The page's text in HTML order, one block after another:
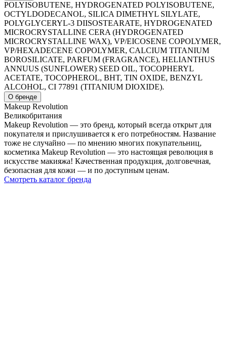
POLYISOBUTENE, HYDROGENATED POLYISOBUTENE,
OCTYLDODECANOL, SILICA DIMETHYL SILYLATE,
POLYGLYCERYL-3 DIISOSTEARATE, HYDROGENATED
MICROCRYSTALLINE CERA (HYDROGENATED
MICROCRYSTALLINE WAX), VP/EICOSENE COPOLYMER,
VP/HEXADECENE COPOLYMER, CALCIUM TITANIUM
BOROSILICATE, PARFUM (FRAGRANCE), HELIANTHUS
ANNUUS (SUNFLOWER) SEED OIL, TOCOPHERYL
ACETATE, TOCOPHEROL, BHT, TIN OXIDE, BENZYL
ALCOHOL, CI 77891 (TITANIUM DIOXIDE).
О бренде
Makeup Revolution
Великобритания
Makeup Revolution — это бренд, который всегда открыт для
покупателя и прислушивается к его потребностям. Название
тоже не случайно — по мнению многих покупательниц,
косметика Makeup Revolution — это настоящая революция в
искусстве макияжа! Качественная продукция, долговечная,
безопасная для кожи — и по доступным ценам.
Смотреть каталог бренда